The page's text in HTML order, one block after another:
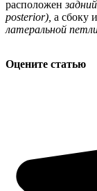
расположен
posterior), а сбоку
латеральной
Оцените статью